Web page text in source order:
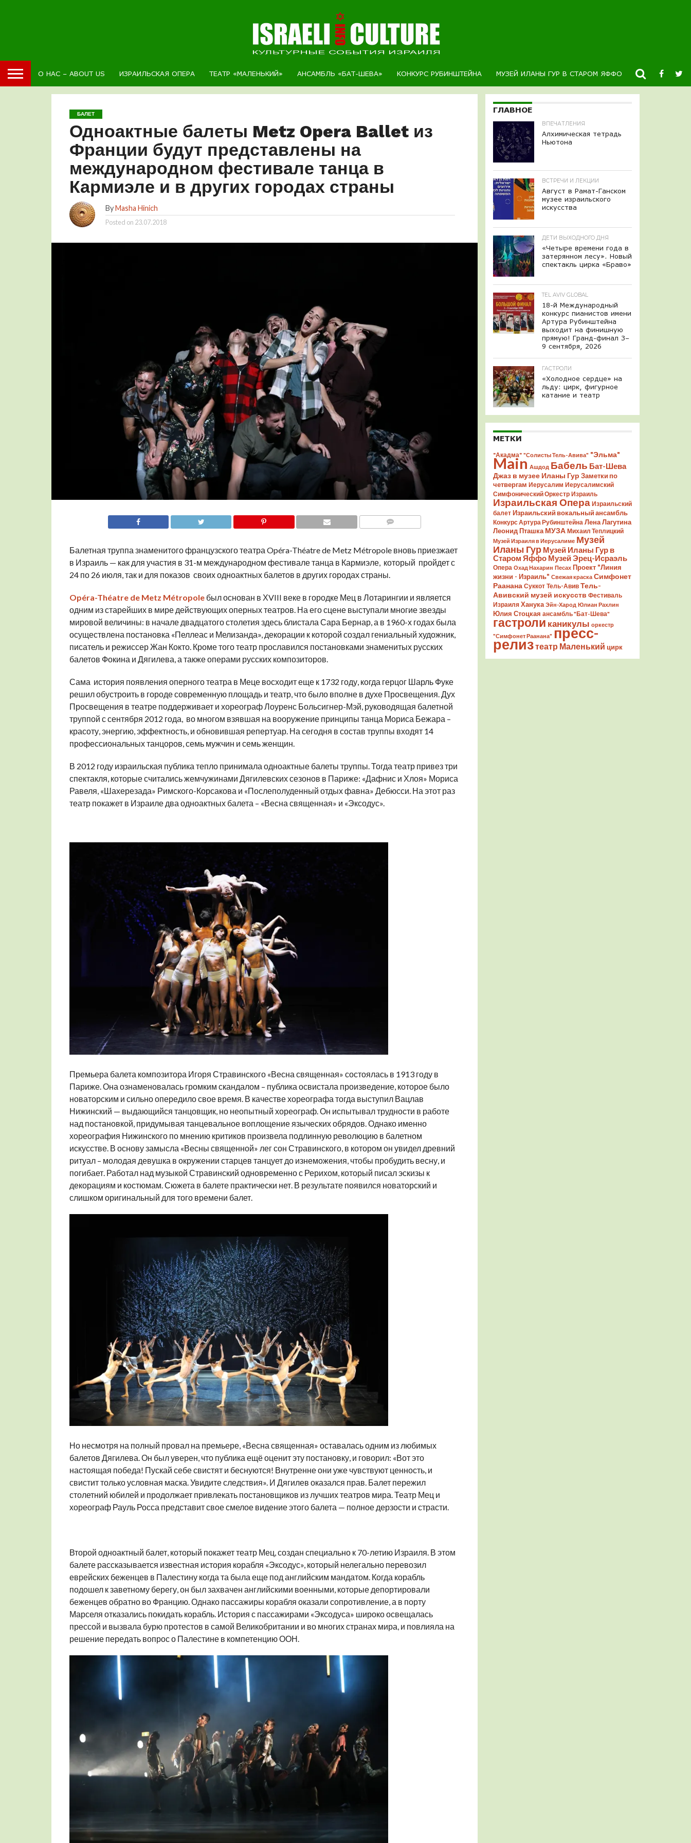
О НАС – ABOUT US ИЗРАИЛЬСКАЯ ОПЕРА ТЕАТР «МАЛЕНЬКИЙ» АНСАМБЛЬ «БАТ-ШЕВА» КОНКУРС РУБИНШТЕЙНА МУЗЕЙ ИЛАНЫ ГУР В СТАРОМ ЯФФО НОВОСТИ
БАЛЕТ
Одноактные балеты Metz Opera Ballet из
Франции будут представлены на
международном фестивале танца в
Кармиэле и в других городах страны
ByMasha Hinich
Posted on 23.07.2018
Балетная труппа знаменитого французского театра Opéra-Théatre de Metz Métropole вновь приезжает
в Израиль — как для участия в 31-м международном фестивале танца в Кармиэле, который пройдет с
24 по 26 июля, так и для показов своих одноактных балетов в других городах страны.
Opéra-Théatre de Metz Métropoleбыл основан в ХVIII веке в городке Мец в Лотарингии и является
одним из старейших в мире действующих оперных театров. На его сцене выступали многие звезды
мировой величины: в начале двадцатого столетия здесь блистала Сара Бернар, а в 1960-х годах была
осуществлена постановка «Пеллеас и Мелизанда», декорации к которой создал гениальный художник,
писатель и режиссер Жан Кокто. Кроме того театр прославился постановками знаменитых русских
балетов Фокина и Дягилева, а также операми русских композиторов.
Сама история появления оперного театра в Меце восходит еще к 1732 году, когда герцог Шарль Фуке
решил обустроить в городе современную площадь и театр, что было вполне в духе Просвещения. Дух
Просвещения в театре поддерживает и хореограф Лоуренс Больсигнер-Мэй, руководящая балетной
труппой с сентября 2012 года, во многом взявшая на вооружение принципы танца Мориса Бежара –
красоту, энергию, эффектность, и обновившая репертуар. На сегодня в состав труппы входят 14
профессиональных танцоров, семь мужчин и семь женщин.
В 2012 году израильская публика тепло принимала одноактные балеты труппы. Тогда театр привез три
спектакля, которые считались жемчужинами Дягилевских сезонов в Париже: «Дафнис и Хлоя» Мориса
Равеля, «Шахерезада» Римского-Корсакова и «Послеполуденный отдых фавна» Дебюсси. На этот раз
театр покажет в Израиле два одноактных балета – «Весна священная» и «Эксодус».
Премьера балета композитора Игоря Стравинского «Весна священная» состоялась в 1913 году в
Париже. Она ознаменовалась громким скандалом – публика освистала произведение, которое было
новаторским и сильно опередило свое время. В качестве хореографа тогда выступил Вацлав
Нижинский — выдающийся танцовщик, но неопытный хореограф. Он испытывал трудности в работе
над постановкой, придумывая танцевальное воплощение языческих обрядов. Однако именно
хореография Нижинского по мнению критиков произвела подлинную революцию в балетном
искусстве. В основу замысла «Весны священной» лег сон Стравинского, в котором он увидел древний
ритуал – молодая девушка в окружении старцев танцует до изнеможения, чтобы пробудить весну, и
погибает. Работал над музыкой Стравинский одновременно с Рерихом, который писал эскизы к
декорациям и костюмам. Сюжета в балете практически нет. В результате появился новаторский и
слишком оригинальный для того времени балет.
Но несмотря на полный провал на премьере, «Весна священная» оставалась одним из любимых
балетов Дягилева. Он был уверен, что публика ещё оценит эту постановку, и говорил: «Вот это
настоящая победа! Пускай себе свистят и беснуются! Внутренне они уже чувствуют ценность, и
свистит только условная маска. Увидите следствия». И Дягилев оказался прав. Балет пережил
столетний юбилей и продолжает привлекать постановщиков из лучших театров мира. Театр Мец и
хореограф Рауль Росса представит свое смелое видение этого балета — полное дерзости и страсти.
Второй одноактный балет, который покажет театр Мец, создан специально к 70-летию Израиля. В этом
балете рассказывается известная история корабля «Эксодус», который нелегально перевозил
еврейских беженцев в Палестину когда та была еще под английским мандатом. Когда корабль
подошел к заветному берегу, он был захвачен английскими военными, которые депортировали
беженцев обратно во Францию. Однако пассажиры корабля оказали сопротивление, а в порту
Марселя отказались покидать корабль. История с пассажирами «Эксодуса» широко освещалась
прессой и вызвала бурю протестов в самой Великобритании и во многих странах мира, и повлияла на
решение передать вопрос о Палестине в компетенцию ООН.
ГЛАВНОЕ
ВПЕЧАТЛЕНИЯ
Алхимическая тетрадь
Ньютона
ВСТРЕЧИ И ЛЕКЦИИ
Август в Рамат-Ганском
музее израильского
искусства
ДЕТИ ВЫХОДНОГО ДНЯ
«Четыре времени года в
затерянном лесу». Новый
спектакль цирка «Браво»
TEL AVIV GLOBAL
18-й Международный
конкурс пианистов имени
Артура Рубинштейна
выходит на финишную
прямую! Гранд-финал 3–
9 сентября, 2026
ГАСТРОЛИ
«Холодное сердце» на
льду: цирк, фигурное
катание и театр
МЕТКИ
"Акадма" "Солисты Тель-Авива" "Эльма"
Main Ашдод Бабель Бат-Шева
Джаз в музее Иланы Гур Заметки по
четвергам Иерусалим Иерусалимский
Симфонический Оркестр Израиль
Израильская Опера Израильский
балет Израильский вокальный ансамбль
Конкурс Артура Рубинштейна Лена Лагутина
Леонид Пташка МУЗА Михаил Теплицкий
Музей Израиля в Иерусалиме Музей
Иланы Гур Музей Иланы Гур в
Старом Яффо Музей Эрец-Исраэль
Опера Охад Нахарин Песах Проект "Линия
жизни - Израиль" Свежая краска Симфонет
Раанана Суккот Тель-Авив Тель-
Авивский музей искусств Фестиваль
Израиля Ханука Эйн-Харод Юлиан Рахлин
Юлия Стоцкая ансамбль "Бат-Шева"
гастроли каникулы оркестр
"Симфонет Раанана" пресс-
релизтеатр Маленький цирк